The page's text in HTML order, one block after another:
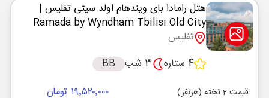
هتل رامادا بای ویندهام اولد سیتی تفلیس |
Ramada by Wyndham Tbilisi Old City
تفلیس
4 ستاره
3 شب BB
قیمت 2 تخته (هرنفر) ۱۹٬۵۲۰٬۰۰۰ تومان